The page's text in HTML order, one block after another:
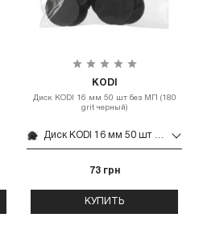
KODI
Диск KODI 16 мм 50 шт без МП (180
grit черный)
Диск KODI 16 мм 50 шт без МП (180 grit черный)
73 грн
КУПИТЬ